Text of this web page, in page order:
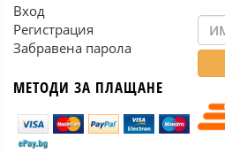
Вход
Регистрация
Забравена парола
МЕТОДИ ЗА ПЛАЩАНЕ